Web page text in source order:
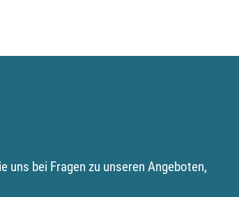
uns bei Fragen zu unseren Angeboten,